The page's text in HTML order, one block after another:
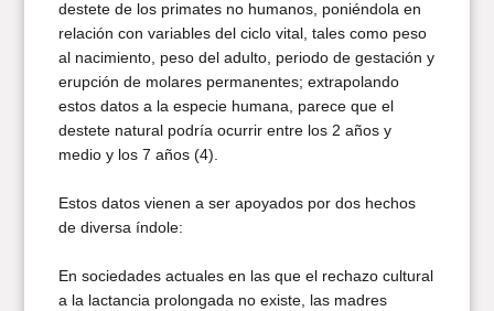
destete de los primates no humanos, poniéndola en
relación con variables del ciclo vital, tales como peso
al nacimiento, peso del adulto, periodo de gestación y
erupción de molares permanentes; extrapolando
estos datos a la especie humana, parece que el
destete natural podría ocurrir entre los 2 años y
medio y los 7 años (4).
Estos datos vienen a ser apoyados por dos hechos
de diversa índole:
En sociedades actuales en las que el rechazo cultural
a la lactancia prolongada no existe, las madres